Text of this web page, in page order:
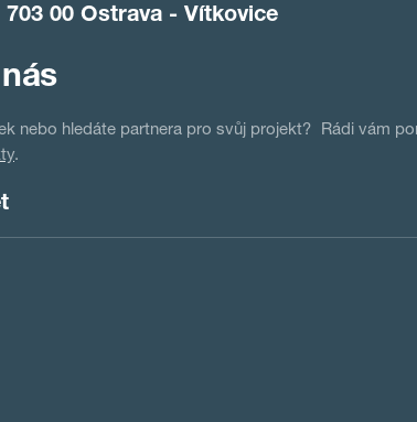
00 Ostrava - Vítkovice
nebo hledáte partnera pro svůj projekt? Rádi vám
.